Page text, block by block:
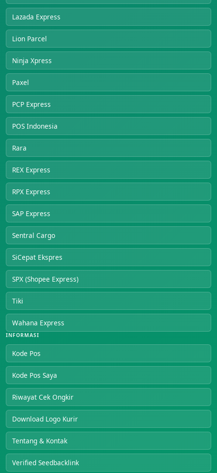
Lazada Express
Lion Parcel
Ninja Xpress
Paxel
PCP Express
POS Indonesia
Rara
REX Express
RPX Express
SAP Express
Sentral Cargo
SiCepat Ekspres
SPX (Shopee Express)
Tiki
Wahana Express
INFORMASI
Kode Pos
Kode Pos Saya
Riwayat Cek Ongkir
Download Logo Kurir
Tentang & Kontak
Verified Seedbacklink